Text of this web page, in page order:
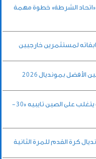
«اتحاد الشرطة» خطوة مهمة
لمستثمرين خارجيين
بمونديال 2026
«يد آسيا للشباب 2026».. منتخب الكويت يتغلب على الصين تايبيه «30-
كرة القدم للمرة الثانية